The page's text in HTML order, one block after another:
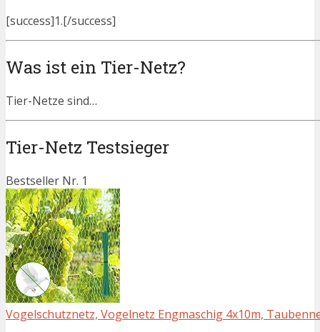
[success]1.[/success]
Was ist ein Tier-Netz?
Tier-Netze sind…
Tier-Netz Testsieger
Bestseller Nr. 1
Vogelschutznetz, Vogelnetz Engmaschig 4x10m,